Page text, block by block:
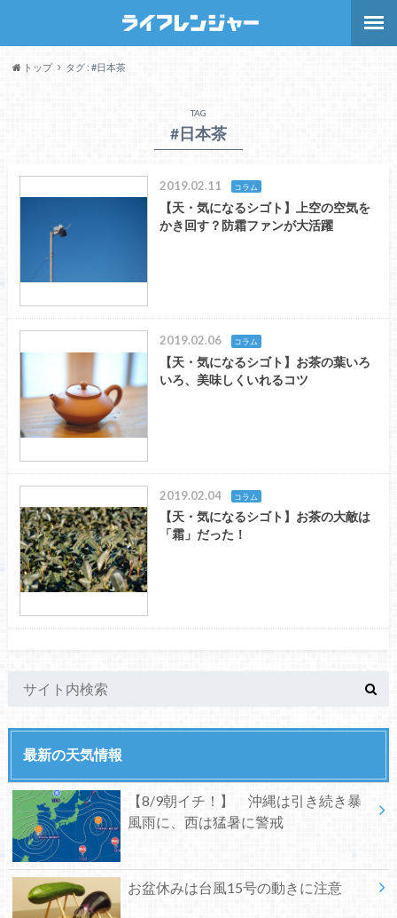
トップ タグ : #日本茶
TAG
#日本茶
2019.02.11 コラム
【天・気になるシゴト】上空の空気を
かき回す？防霜ファンが大活躍
2019.02.06 コラム
【天・気になるシゴト】お茶の葉いろ
いろ、美味しくいれるコツ
2019.02.04 コラム
【天・気になるシゴト】お茶の大敵は
「霜」だった！
最新の天気情報
【8/9朝イチ！】 沖縄は引き続き暴
風雨に、西は猛暑に警戒
お盆休みは台風15号の動きに注意